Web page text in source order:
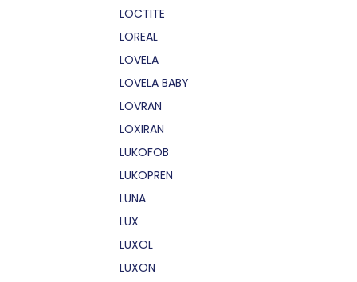
LOCTITE
LOREAL
LOVELA
LOVELA BABY
LOVRAN
LOXIRAN
LUKOFOB
LUKOPREN
LUNA
LUX
LUXOL
LUXON